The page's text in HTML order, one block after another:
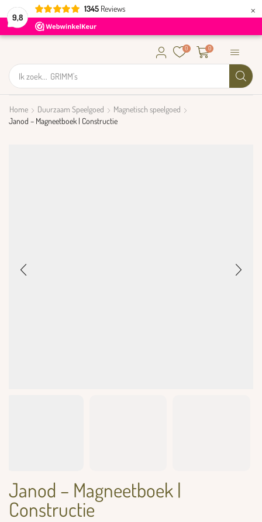
9,8
1345 Reviews ×
Ik zoek... GRIMM's
0 0
Home Duurzaam Speelgoed
Magnetisch speelgoed
Janod – Magneetboek | Constructie
Janod – Magneetboek |
Constructie